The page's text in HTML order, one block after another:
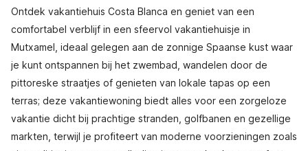
Ontdek vakantiehuis Costa Blanca en geniet van een
comfortabel verblijf in een sfeervol vakantiehuisje in
Mutxamel, ideaal gelegen aan de zonnige Spaanse kust waar
je kunt ontspannen bij het zwembad, wandelen door de
pittoreske straatjes of genieten van lokale tapas op een
terras; deze vakantiewoning biedt alles voor een zorgeloze
vakantie dicht bij prachtige stranden, golfbanen en gezellige
markten, terwijl je profiteert van moderne voorzieningen zoals